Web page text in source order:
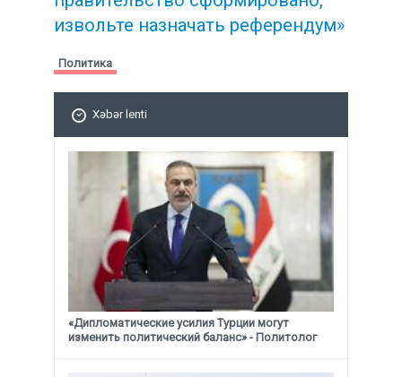
извольте назначать референдум»
Политика
Xəbər lenti
«Дипломатические усилия Турции могут
изменить политический баланс» - Политолог